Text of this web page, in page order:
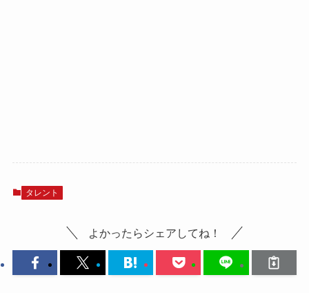
タレント
よかったらシェアしてね！